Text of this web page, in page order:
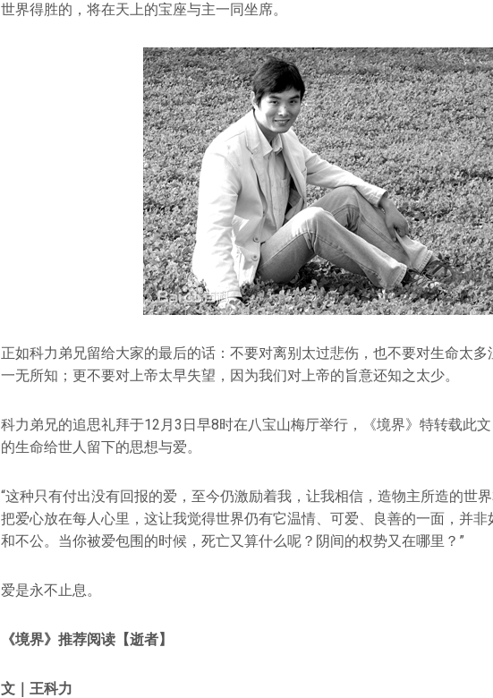
世界得胜的，将在天上的宝座与主一同坐席。
正如科力弟兄留给大家的最后的话：不要对离别太过悲伤，也不要对生命太
一无所知；更不要对上帝太早失望，因为我们对上帝的旨意还知之太少。
科力弟兄的追思礼拜于12月3日早8时在八宝山梅厅举行，《境界》特转载此
的生命给世人留下的思想与爱。
“这种只有付出没有回报的爱，至今仍激励着我，让我相信，造物主所造的世
把爱心放在每人心里，这让我觉得世界仍有它温情、可爱、良善的一面，并
和不公。当你被爱包围的时候，死亡又算什么呢？阴间的权势又在哪里？”
爱是永不止息。
《境界》推荐阅读【逝者】
文｜王科力